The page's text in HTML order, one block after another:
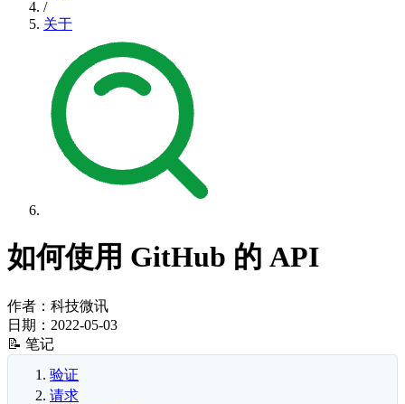
/
关于
如何使用 GitHub 的 API
作者：科技微讯
日期： 2022-05-03
📝 笔记
验证
请求